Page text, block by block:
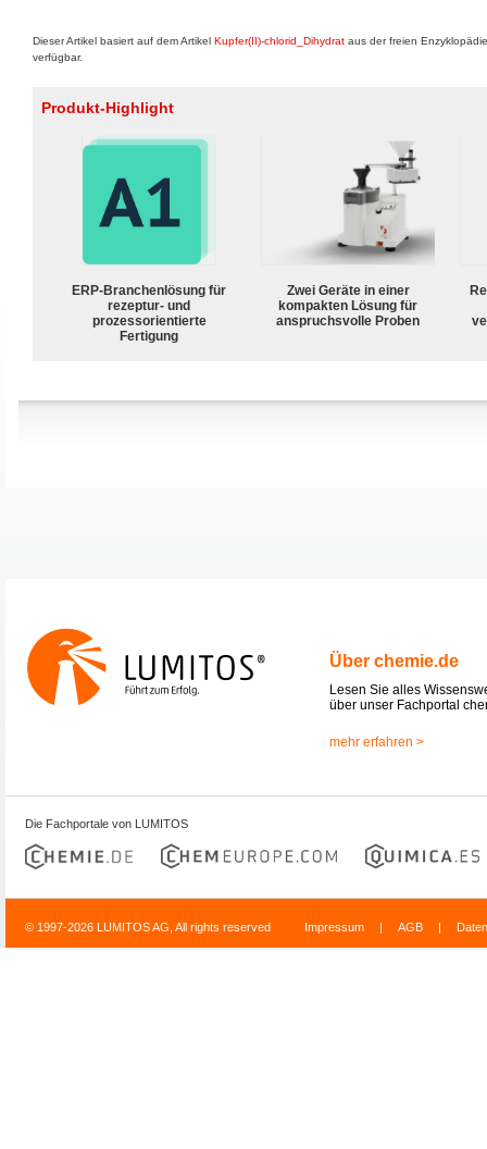
Dieser Artikel basiert auf dem Artikel Kupfer(II)-chlorid_Dihydrat aus der freien
verfügbar.
Produkt-Highlight
ERP-Branchenlösung für
rezeptur- und
prozessorientierte
Fertigung
Zwei Geräte in einer
kompakten Lösung für
anspruchsvolle Proben
Über chemie.de
Lesen Sie alles
über unser Fachportal
mehr erfahren >
Die Fachportale von LUMITOS
© 1997-2026 LUMITOS AG, All rights reserved Impressum | AGB |